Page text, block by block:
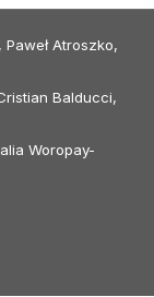
Atroszko,
Balducci,
Woropay-